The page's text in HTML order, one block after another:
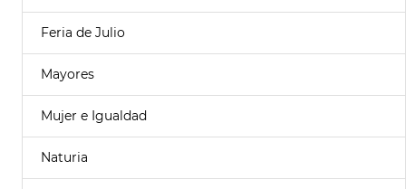
Feria de Julio
Mayores
Mujer e Igualdad
Naturia